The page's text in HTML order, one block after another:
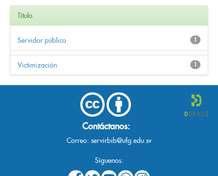
Título
1
Servidor público
1
Victimización
Contáctanos:
Correo: servirbib@ufg.edu.sv
Síguenos: